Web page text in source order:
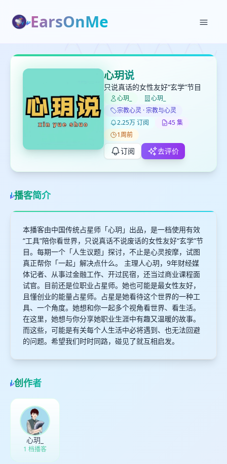
EarsOnMe
心玥说
只说真话的女性友好“玄学”节目
心玥_
心玥_
宗教心灵 · 宗教与心灵
2.25万 订阅
45 集
1周前
订阅 去评价
播客简介
本播客由中国传统占星师「心玥」出品，是一档使用有效
“工具”陪你看世界，只说真话不说废话的女性友好“玄学”节
目。每期一个「人生议题」探讨，不止是心灵按摩，试图
真正帮你「一起」解决点什么。 主理人心玥，9年财经媒
体记者、从事过金融工作、开过民宿，还当过商业课程面
试官。目前还是位职业占星师。她也可能是最女性友好，
且懂创业的能量占星师。占星是她看待这个世界的一种工
具、一个角度。她想和你一起多个视角看世界、看生活。
在这里，她想与你分享她职业生涯中有趣又温暖的故事。
而这些，可能是有关每个人生活中必将遇到、也无法回避
的问题。希望我们时时同路，碰见了就互相启发。
创作者
心玥_
1 档播客
打分
删除确认
取消 确认删除